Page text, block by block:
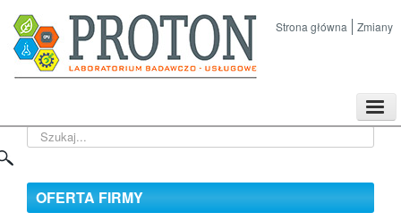
Strona główna Zmiany
Kontakt
Szukaj...
OFERTA FIRMY